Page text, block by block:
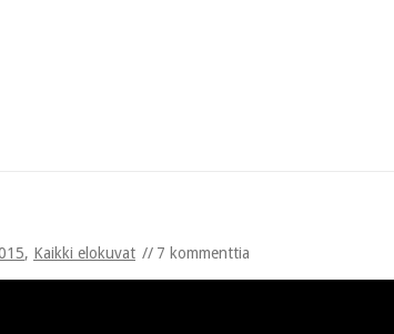
, Kaikki elokuvat 7 kommenttia